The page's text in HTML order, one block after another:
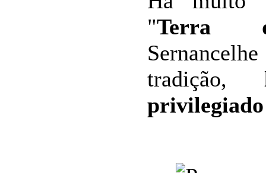
"Terra
tradição,